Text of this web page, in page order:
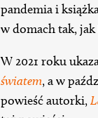
pandemia i
w domach tak,
W 2021 roku
światem, a w
powieść autorki,